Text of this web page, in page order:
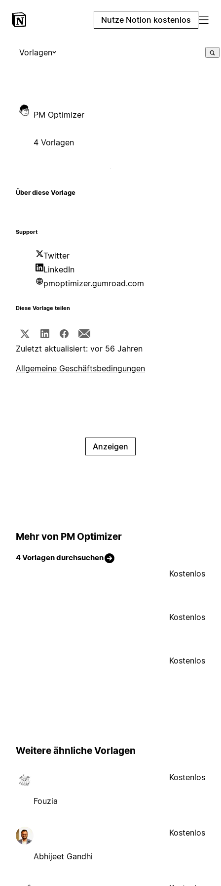
Nutze Notion kostenlos
Vorlagen
PM Optimizer
4 Vorlagen
Über diese Vorlage
Support
Twitter
LinkedIn
pmoptimizer.gumroad.com
Diese Vorlage teilen
Zuletzt aktualisiert: vor 56 Jahren
Allgemeine Geschäftsbedingungen
Anzeigen
Mehr von PM Optimizer
4 Vorlagen durchsuchen
Kostenlos
Kostenlos
Kostenlos
Weitere ähnliche Vorlagen
Fouzia
Kostenlos
Abhijeet Gandhi
Kostenlos